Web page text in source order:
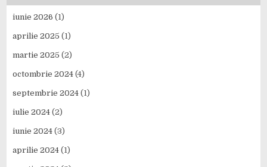
iunie 2026 (1)
aprilie 2025 (1)
martie 2025 (2)
octombrie 2024 (4)
septembrie 2024 (1)
iulie 2024 (2)
iunie 2024 (3)
aprilie 2024 (1)